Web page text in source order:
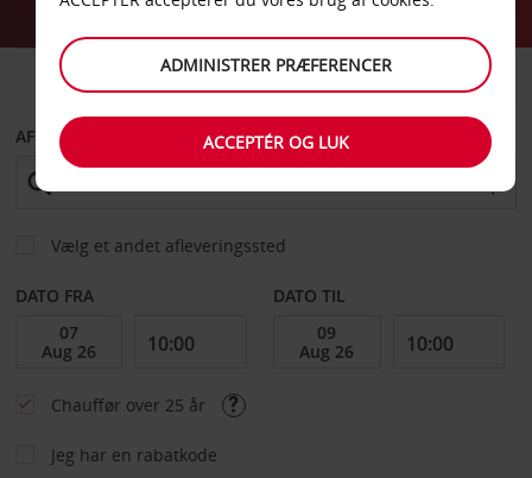
VAREVOGN
AFHENT FRA
Vælg et andet afleveringssted
DATO FRA DATO TIL
Chauffør over 25 år
Jeg har en rabatkode
ADMINISTRER PRÆFERENCER
ACCEPTÉR OG LUK